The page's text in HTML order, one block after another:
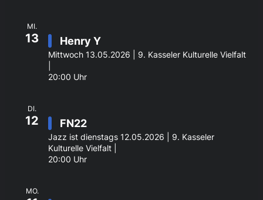
MI.
13 Henry Y
Mittwoch 13.05.2026 | 9. Kasseler Kulturelle Vielfalt
20:00 Uhr
DI.
12 FN22
Jazz ist dienstags 12.05.2026 | 9. Kasseler
Kulturelle Vielfalt |
20:00 Uhr
MO.